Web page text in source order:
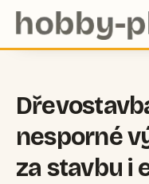
nesporné
za stavbu i